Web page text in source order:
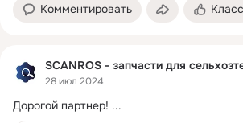
Комментировать Класс
SCANROS - запчасти для
28 июл 2024
Дорогой партнер! ...